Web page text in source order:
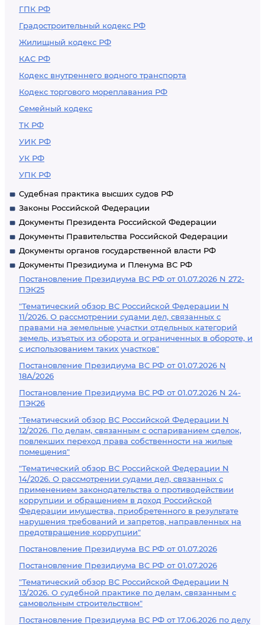
ГПК РФ
Градостроительный кодекс РФ
Жилищный кодекс РФ
КАС РФ
Кодекс внутреннего водного транспорта
Кодекс торгового мореплавания РФ
Семейный кодекс
ТК РФ
УИК РФ
УК РФ
УПК РФ
Судебная практика высших судов РФ
Законы Российской Федерации
Документы Президента Российской Федерации
Документы Правительства Российской Федерации
Документы органов государственной власти РФ
Документы Президиума и Пленума ВС РФ
Постановление Президиума ВС РФ от 01.07.2026 N 272-
ПЭК25
"Тематический обзор ВС Российской Федерации N
11/2026. О рассмотрении судами дел, связанных с
правами на земельные участки отдельных категорий
земель, изъятых из оборота и ограниченных в обороте, и
с использованием таких участков"
Постановление Президиума ВС РФ от 01.07.2026 N
18А/2026
Постановление Президиума ВС РФ от 01.07.2026 N 24-
ПЭК26
"Тематический обзор ВС Российской Федерации N
12/2026. По делам, связанным с оспариванием сделок,
повлекших переход права собственности на жилые
помещения"
"Тематический обзор ВС Российской Федерации N
14/2026. О рассмотрении судами дел, связанных с
применением законодательства о противодействии
коррупции и обращением в доход Российской
Федерации имущества, приобретенного в результате
нарушения требований и запретов, направленных на
предотвращение коррупции"
Постановление Президиума ВС РФ от 01.07.2026
Постановление Президиума ВС РФ от 01.07.2026
"Тематический обзор ВС Российской Федерации N
13/2026. О судебной практике по делам, связанным с
самовольным строительством"
Постановление Президиума ВС РФ от 17.06.2026 по делу